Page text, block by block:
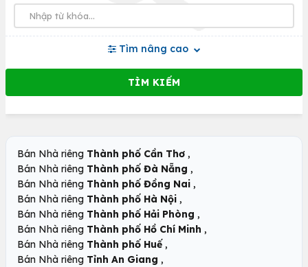
Tìm nâng cao
Bán Nhà riêng Thành phố Cần Thơ ,
Bán Nhà riêng Thành phố Đà Nẵng ,
Bán Nhà riêng Thành phố Đồng Nai ,
Bán Nhà riêng Thành phố Hà Nội ,
Bán Nhà riêng Thành phố Hải Phòng ,
Bán Nhà riêng Thành phố Hồ Chí Minh ,
Bán Nhà riêng Thành phố Huế ,
Bán Nhà riêng Tỉnh An Giang ,